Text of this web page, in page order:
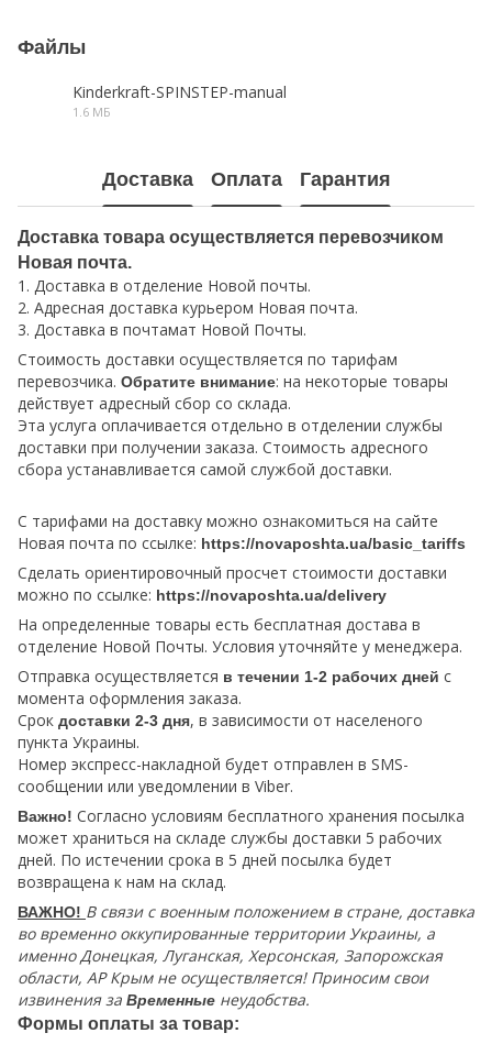
Файлы
Kinderkraft-SPINSTEP-manual
1.6 МБ
Доставка Оплата Гарантия
Доставка товара осуществляется перевозчиком
Новая почта.
1. Доставка в отделение Новой почты.
2. Адресная доставка курьером Новая почта.
3. Доставка в почтамат Новой Почты.
Стоимость доставки осуществляется по тарифам
перевозчика. Обратите внимание: на некоторые товары
действует адресный сбор со склада.
Эта услуга оплачивается отдельно в отделении службы
доставки при получении заказа. Стоимость адресного
сбора устанавливается самой службой доставки.
С тарифами на доставку можно ознакомиться на сайте
Новая почта по ссылке: https://novaposhta.ua/basic_tariffs
Сделать ориентировочный просчет стоимости доставки
можно по ссылке: https://novaposhta.ua/delivery
На определенные товары есть бесплатная достава в
отделение Новой Почты. Условия уточняйте у менеджера.
Отправка осуществляется в течении 1-2 рабочих дней с
момента оформления заказа.
Срок доставки 2-3 дня, в зависимости от населеного
пункта Украины.
Номер экспресс-накладной будет отправлен в SMS-
сообщении или уведомлении в Viber.
Важно! Согласно условиям бесплатного хранения посылка
может храниться на складе службы доставки 5 рабочих
дней. По истечении срока в 5 дней посылка будет
возвращена к нам на склад.
ВАЖНО! В связи с военным положением в стране, доставка
во временно оккупированные территории Украины, а
именно Донецкая, Луганская, Херсонская, Запорожская
области, АР Крым не осуществляется! Приносим свои
извинения за Временные неудобства.
Формы оплаты за товар: